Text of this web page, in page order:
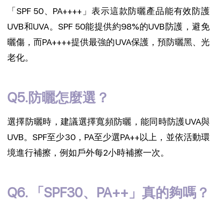
「SPF 50、PA++++」表示這款防曬產品能有效防護
UVB和UVA。SPF 50能提供約98%的UVB防護，避免
曬傷，而PA++++提供最強的UVA保護，預防曬黑、光
老化。
Q5.防曬怎麼選？
選擇防曬時，建議選擇寬頻防曬，能同時防護UVA與
UVB。SPF至少30，PA至少選PA++以上，並依活動環
境進行補擦，例如戶外每2小時補擦一次。
Q6. 「SPF30、PA++」真的夠嗎？